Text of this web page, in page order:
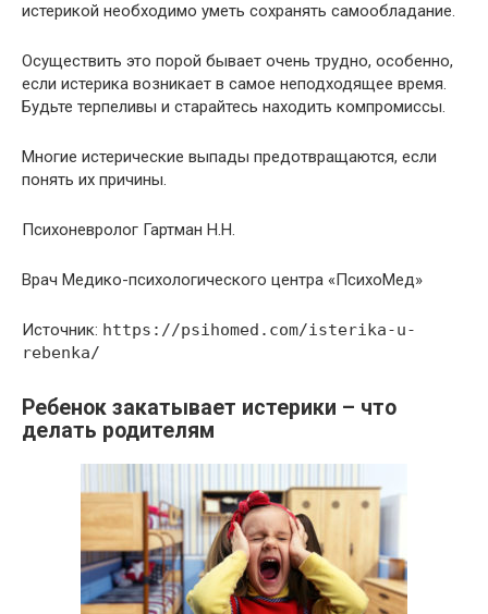
истерикой необходимо уметь сохранять самообладание.
Осуществить это порой бывает очень трудно, особенно,
если истерика возникает в самое неподходящее время.
Будьте терпеливы и старайтесь находить компромиссы.
Многие истерические выпады предотвращаются, если
понять их причины.
Психоневролог Гартман Н.Н.
Врач Медико-психологического центра «ПсихоМед»
Источник: https://psihomed.com/isterika-u-
rebenka/
Ребенок закатывает истерики – что
делать родителям